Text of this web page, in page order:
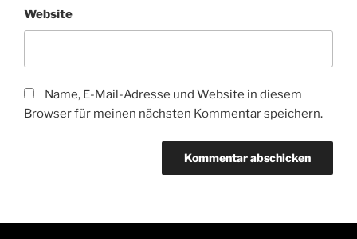
Website
Name, E-Mail-Adresse und Website in diesem
Browser für meinen nächsten Kommentar speichern.